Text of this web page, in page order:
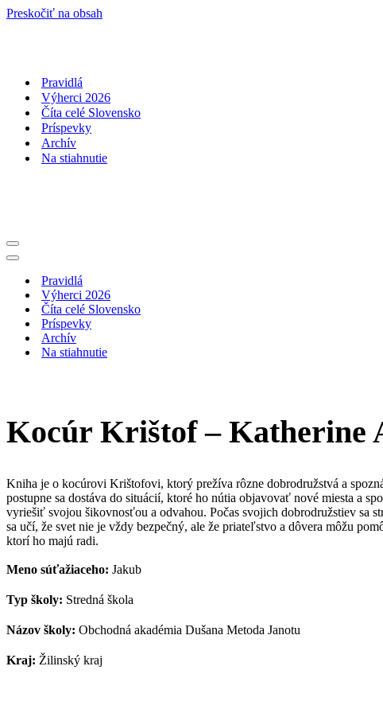
Preskočiť na obsah
Pravidlá
Výherci 2026
Číta celé Slovensko
Príspevky
Archív
Na stiahnutie
Menu
navigácie
Menu
navigáciePravidlá
Výherci 2026
Číta celé Slovensko
Príspevky
Archív
Na stiahnutie
Kocúr Krištof – Katherine
Kniha je o kocúrovi Krištofovi, ktorý prežíva rôzne dobrodružstvá a
postupne sa dostáva do situácií, ktoré ho nútia objavovať nové miesta a
vyriešiť svojou šikovnosťou a odvahou. Počas svojich dobrodružstiev sa
sa učí, že svet nie je vždy bezpečný, ale že priateľstvo a dôvera môžu
ktorí ho majú radi.
Meno súťažiaceho: Jakub
Typ školy: Stredná škola
Názov školy: Obchodná akadémia Dušana Metoda Janotu
Kraj: Žilinský kraj